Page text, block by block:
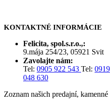
KONTAKTNÉ INFORMÁCIE
Felicita, spol.s.r.o.,:
9.mája 254/23, 05921 Svit
Zavolajte nám:
Tel: 0905 922 543 Tel: 0919
048 630
Zoznam našich predajní,